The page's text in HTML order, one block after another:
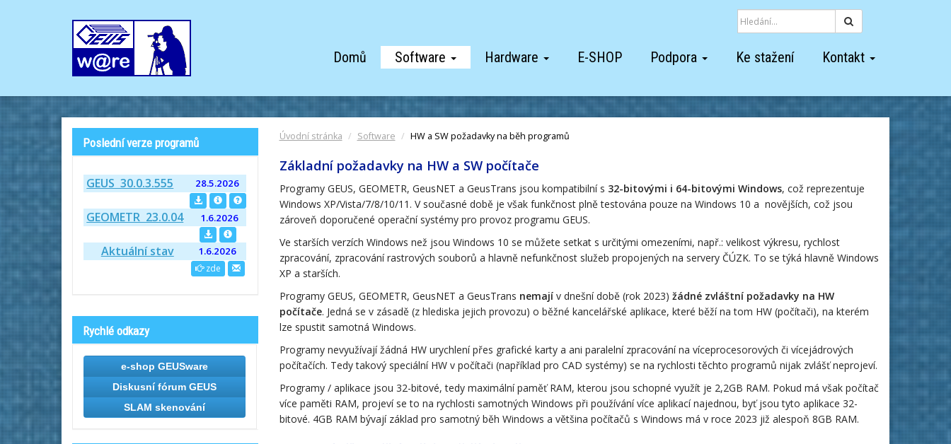
Domů Software Hardware E-SHOP Podpora Ke stažení Kontakt
Úvodní stránka Software HW a SW požadavky na běh programů
Základní požadavky na HW a SW počítače
Programy GEUS, GEOMETR, GeusNET a GeusTrans jsou kompatibilní s 32-bitovými i 64-bitovými Windows, což reprezentuje
Windows XP/Vista/7/8/10/11. V současné době je však funkčnost plně testována pouze na Windows 10 a novějších, což jsou
zároveň doporučené operační systémy pro provoz programu GEUS.
Ve starších verzích Windows než jsou Windows 10 se můžete setkat s určitými omezeními, např.: velikost výkresu, rychlost
zpracování, zpracování rastrových souborů a hlavně nefunkčnost služeb propojených na servery ČÚZK. To se týká hlavně Windows
XP a starších.
Programy GEUS, GEOMETR, GeusNET a GeusTrans nemajív dnešní době (rok 2023) žádné zvláštní požadavky na HW
počítače. Jedná se v zásadě (z hlediska jejich provozu) o běžné kancelářské aplikace, které běží na tom HW (počítači), na kterém
lze spustit samotná Windows.
Programy nevyužívají žádná HW urychlení přes grafické karty a ani paralelní zpracování na víceprocesorových či vícejádrových
počítačích. Tedy takový speciální HW v počítači (například pro CAD systémy) se na rychlosti těchto programů nijak zvlášť neprojeví.
Programy / aplikace jsou 32-bitové, tedy maximální paměť RAM, kterou jsou schopné využít je 2,2GB RAM. Pokud má však počítač
více paměti RAM, projeví se to na rychlosti samotných Windows při používání více aplikací najednou, byť jsou tyto aplikace 32-
bitové. 4GB RAM bývají základ pro samotný běh Windows a většina počítačů s Windows má v roce 2023 již alespoň 8GB RAM.
Poslední verze programů
GEUS 30.0.3.555 28.5.2026
GEOMETR 23.0.04 1.6.2026
Aktuální stav 1.6.2026
zde
Rychlé odkazy
e-shop GEUSware
Diskusní fórum GEUS
SLAM skenování